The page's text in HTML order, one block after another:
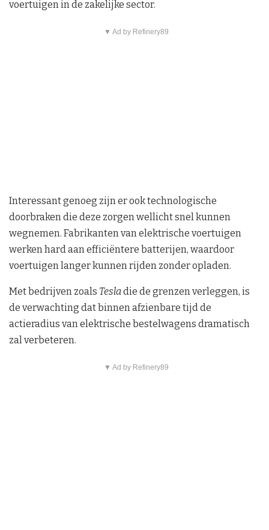
voertuigen in de zakelijke sector.
▼ Ad by Refinery89
Interessant genoeg zijn er ook technologische
doorbraken die deze zorgen wellicht snel kunnen
wegnemen. Fabrikanten van elektrische voertuigen
werken hard aan efficiëntere batterijen, waardoor
voertuigen langer kunnen rijden zonder opladen.
Met bedrijven zoals Tesladie de grenzen verleggen, is
de verwachting dat binnen afzienbare tijd de
actieradius van elektrische bestelwagens dramatisch
zal verbeteren.
▼ Ad by Refinery89